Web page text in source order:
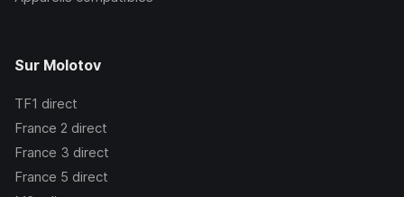
Sur Molotov
TF1 direct
France 2 direct
France 3 direct
France 5 direct